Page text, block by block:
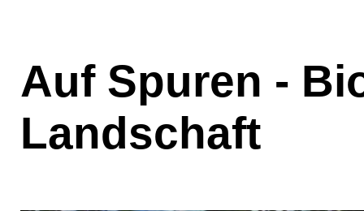
Auf Spuren -
Landschaft